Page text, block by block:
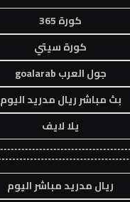
كورة 365
كورة سيتي
جول العرب goalarab
بث مباشر ريال مدريد اليوم
يلا لايف
ريال مدريد مباشر اليوم